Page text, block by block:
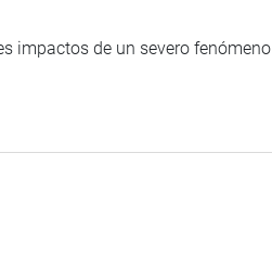
impactos de un severo fenómeno